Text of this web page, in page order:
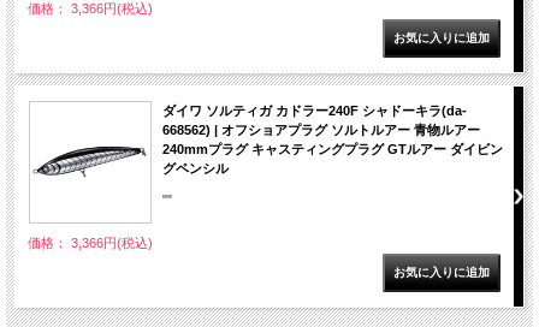
価格： 3,366円(税込)
ダイワ ソルティガ カドラー240F シャドーキラ(da-
668562) | オフショアプラグ ソルトルアー 青物ルアー
240mmプラグ キャスティングプラグ GTルアー ダイビン
グペンシル
""
価格： 3,366円(税込)